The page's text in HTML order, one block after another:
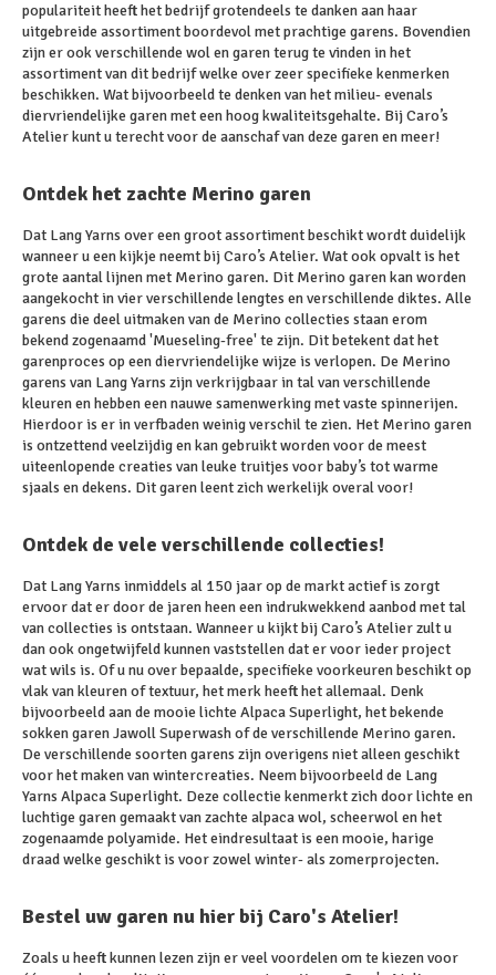
populariteit heeft het bedrijf grotendeels te danken aan haar
uitgebreide assortiment boordevol met prachtige garens. Bovendien
zijn er ook verschillende wol en garen terug te vinden in het
assortiment van dit bedrijf welke over zeer specifieke kenmerken
beschikken. Wat bijvoorbeeld te denken van het milieu- evenals
diervriendelijke garen met een hoog kwaliteitsgehalte. Bij Caro’s
Atelier kunt u terecht voor de aanschaf van deze garen en meer!
Ontdek het zachte Merino garen
Dat Lang Yarns over een groot assortiment beschikt wordt duidelijk
wanneer u een kijkje neemt bij Caro’s Atelier. Wat ook opvalt is het
grote aantal lijnen met Merino garen. Dit Merino garen kan worden
aangekocht in vier verschillende lengtes en verschillende diktes. Alle
garens die deel uitmaken van de Merino collecties staan erom
bekend zogenaamd 'Mueseling-free' te zijn. Dit betekent dat het
garenproces op een diervriendelijke wijze is verlopen. De Merino
garens van Lang Yarns zijn verkrijgbaar in tal van verschillende
kleuren en hebben een nauwe samenwerking met vaste spinnerijen.
Hierdoor is er in verfbaden weinig verschil te zien. Het Merino garen
is ontzettend veelzijdig en kan gebruikt worden voor de meest
uiteenlopende creaties van leuke truitjes voor baby’s tot warme
sjaals en dekens. Dit garen leent zich werkelijk overal voor!
Ontdek de vele verschillende collecties!
Dat Lang Yarns inmiddels al 150 jaar op de markt actief is zorgt
ervoor dat er door de jaren heen een indrukwekkend aanbod met tal
van collecties is ontstaan. Wanneer u kijkt bij Caro’s Atelier zult u
dan ook ongetwijfeld kunnen vaststellen dat er voor ieder project
wat wils is. Of u nu over bepaalde, specifieke voorkeuren beschikt op
vlak van kleuren of textuur, het merk heeft het allemaal. Denk
bijvoorbeeld aan de mooie lichte Alpaca Superlight, het bekende
sokken garen Jawoll Superwash of de verschillende Merino garen.
De verschillende soorten garens zijn overigens niet alleen geschikt
voor het maken van wintercreaties. Neem bijvoorbeeld de Lang
Yarns Alpaca Superlight. Deze collectie kenmerkt zich door lichte en
luchtige garen gemaakt van zachte alpaca wol, scheerwol en het
zogenaamde polyamide. Het eindresultaat is een mooie, harige
draad welke geschikt is voor zowel winter- als zomerprojecten.
Bestel uw garen nu hier bij Caro's Atelier!
Zoals u heeft kunnen lezen zijn er veel voordelen om te kiezen voor